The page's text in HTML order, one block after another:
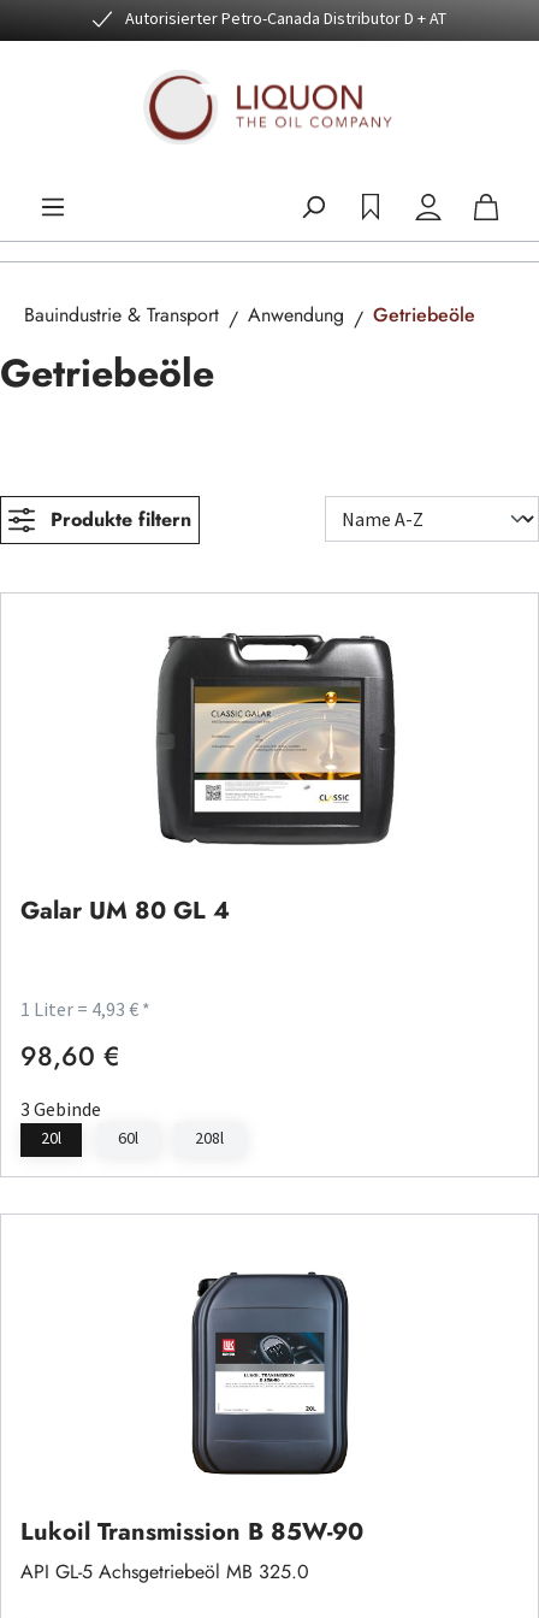
Zum Hauptinhalt springenAutorisierter Petro-Canada Distributor D + AT
Bauindustrie & Transport Anwendung Getriebeöle
Getriebeöle
Produkte filtern
Galar UM 80 GL 4
1 Liter = 4,93 € *
Regulärer Preis:
98,60 €
3 Gebinde
20l 60l 208l
Lukoil Transmission B 85W-90
API GL-5 Achsgetriebeöl MB 325.0